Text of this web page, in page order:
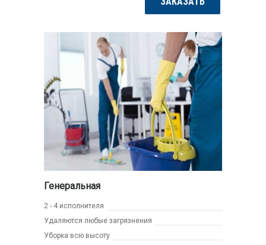
Генеральная
2 - 4 исполнителя
Удаляются любые загрязнения
Уборка всю высоту